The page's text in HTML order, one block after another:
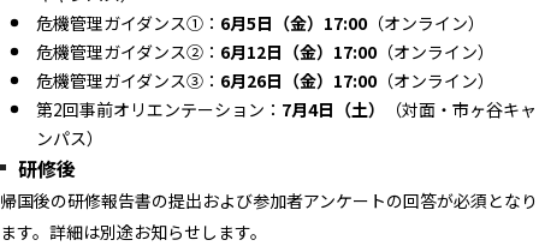
危機管理ガイダンス①： 6月5日（金）17:00 （オンライン）
危機管理ガイダンス②： 6月12日（金）17:00 （オンライン）
危機管理ガイダンス③： 6月26日（金）17:00 （オンライン）
第2回事前オリエンテーション： 7月4日（土）
（対面・市ヶ谷キャ
ンパス）
研修後
帰国後の研修報告書の提出および参加者アンケートの回答が必須となり
ます。詳細は別途お知らせします。